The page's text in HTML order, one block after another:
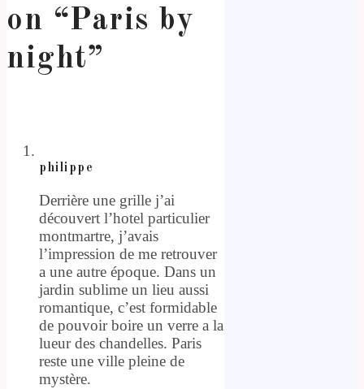
on “Paris by
night”
philippe
Derrière une grille j’ai
découvert l’hotel particulier
montmartre, j’avais
l’impression de me retrouver
a une autre époque. Dans un
jardin sublime un lieu aussi
romantique, c’est formidable
de pouvoir boire un verre a la
lueur des chandelles. Paris
reste une ville pleine de
mystère.